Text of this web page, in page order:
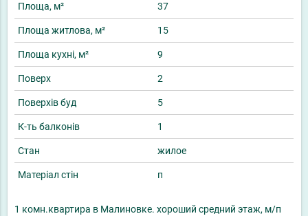
Площа, м² 37
Площа житлова, м² 15
Площа кухні, м² 9
Поверх 2
Поверхів буд 5
К-ть балконів 1
Стан жилое
Матеріал стін п
1 комн.квартира в Малиновке. хороший средний этаж, м/п